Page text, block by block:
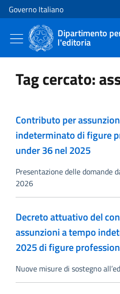
Vai al contenuto
Vai alla navigazione del sito
Governo Italiano
Dipartimento
l'editoria
Tag cercato:
Contributo per
indeterminato di figure
under 36 nel 2025
Presentazione delle domande
2026
Decreto attuativo del
assunzioni a tempo
2025 di figure
Nuove misure di sostegno